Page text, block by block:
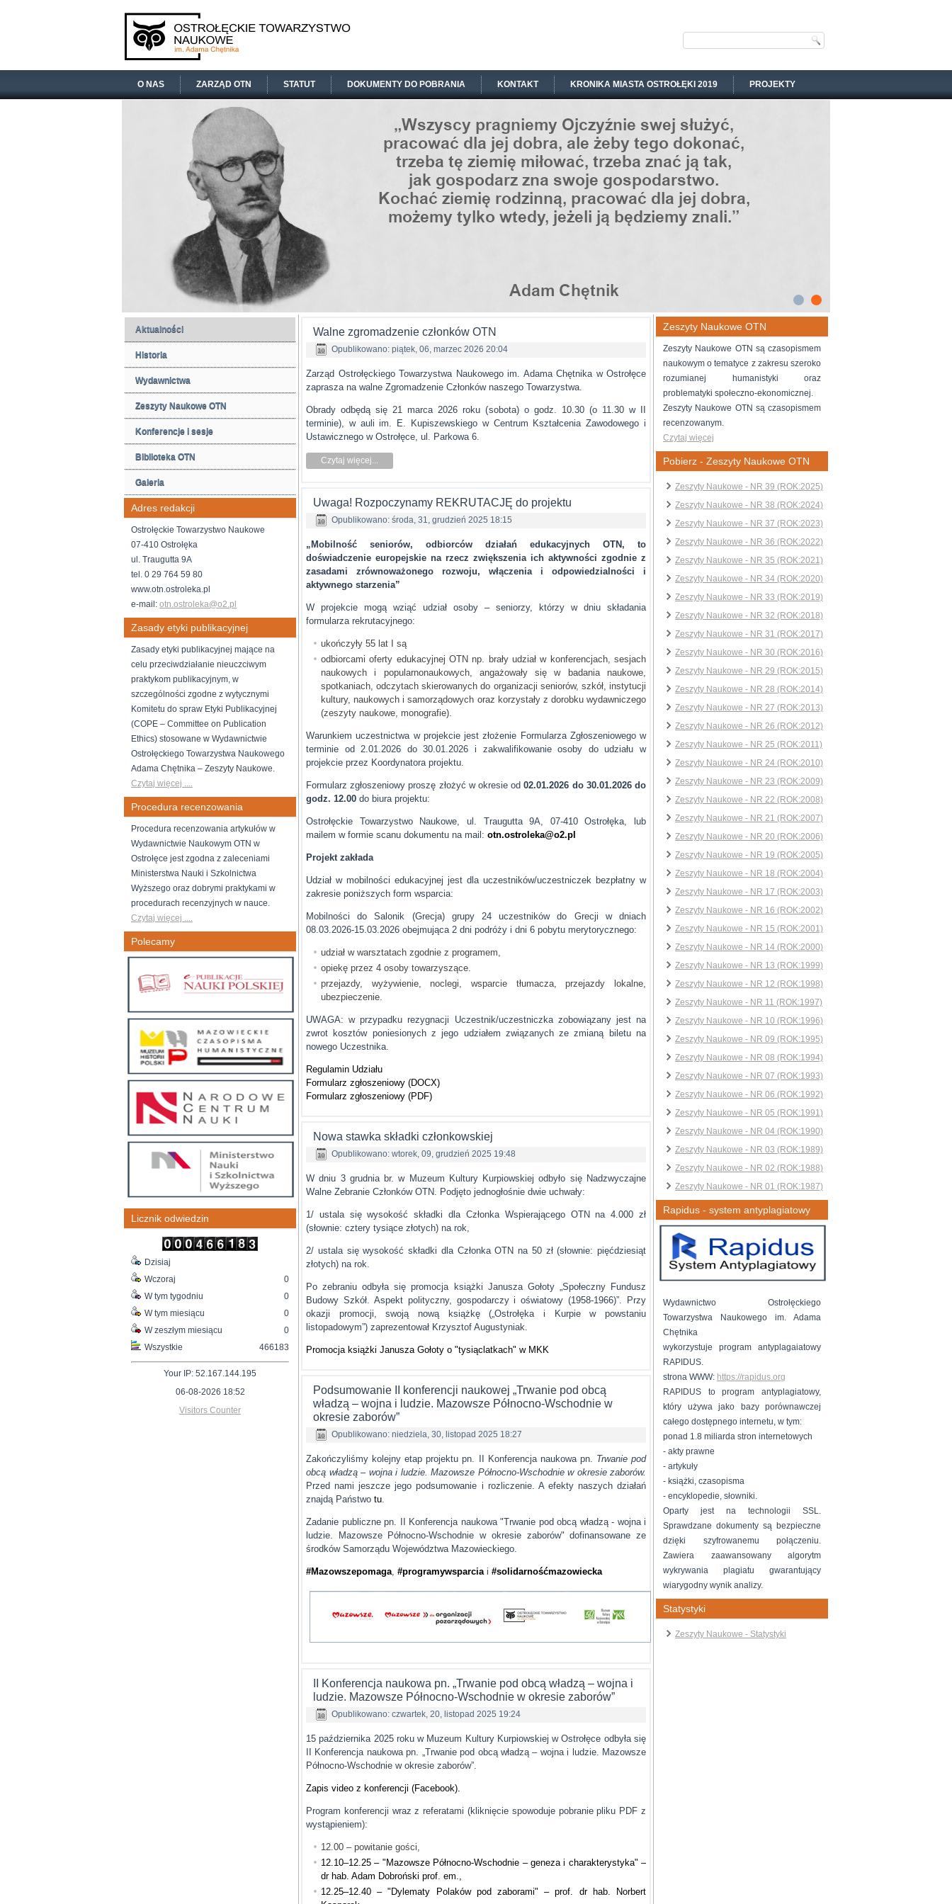
O NAS ZARZĄD OTN STATUT DOKUMENTY DO POBRANIA KONTAKT KRONIKA MIASTA OSTROŁĘKI 2019 PROJEKTY
Aktualności
Historia
Wydawnictwa
Zeszyty Naukowe OTN
Konferencje i sesje
Biblioteka OTN
Galeria
Adres redakcji
Ostrołęckie Towarzystwo Naukowe
07-410 Ostrołęka
ul. Traugutta 9A
tel. 0 29 764 59 80
www.otn.ostroleka.pl
e-mail: otn.ostroleka@o2.pl
Zasady etyki publikacyjnej
Zasady etyki publikacyjnej mające na
celu przeciwdziałanie nieuczciwym
praktykom publikacyjnym, w
szczególności zgodne z wytycznymi
Komitetu do spraw Etyki Publikacyjnej
(COPE – Committee on Publication
Ethics) stosowane w Wydawnictwie
Ostrołęckiego Towarzystwa Naukowego
Adama Chętnika – Zeszyty Naukowe.
Czytaj więcej ....
Procedura recenzowania
Procedura recenzowania artykułów w
Wydawnictwie Naukowym OTN w
Ostrołęce jest zgodna z zaleceniami
Ministerstwa Nauki i Szkolnictwa
Wyższego oraz dobrymi praktykami w
procedurach recenzyjnych w nauce.
Czytaj więcej ....
Polecamy
Licznik odwiedzin
Dzisiaj
Wczoraj
W tym tygodniu
W tym miesiącu
W zeszłym miesiącu
Wszystkie
0
0
0
0
466183
Your IP: 52.167.144.195
06-08-2026 18:52
Visitors Counter
Walne zgromadzenie członków OTN
Opublikowano: piątek, 06, marzec 2026 20:04
Zarząd Ostrołęckiego Towarzystwa Naukowego im. Adama Chętnika w Ostrołęce
zaprasza na walne Zgromadzenie Członków naszego Towarzystwa.
Obrady odbędą się 21 marca 2026 roku (sobota) o godz. 10.30 (o 11.30 w II
terminie), w auli im. E. Kupiszewskiego w Centrum Kształcenia Zawodowego i
Ustawicznego w Ostrołęce, ul. Parkowa 6.
Czytaj więcej...
Uwaga! Rozpoczynamy REKRUTACJĘ do projektu
Opublikowano: środa, 31, grudzień 2025 18:15
„Mobilność seniorów, odbiorców działań edukacyjnych OTN, to
doświadczenie europejskie na rzecz zwiększenia ich aktywności zgodnie z
zasadami zrównoważonego rozwoju, włączenia i odpowiedzialności i
aktywnego starzenia”
W projekcie mogą wziąć udział osoby – seniorzy, którzy w dniu składania
formularza rekrutacyjnego:
ukończyły 55 lat I są
odbiorcami oferty edukacyjnej OTN np. brały udział w konferencjach, sesjach
naukowych i popularnonaukowych, angażowały się w badania naukowe,
spotkaniach, odczytach skierowanych do organizacji seniorów, szkół, instytucji
kultury, naukowych i samorządowych oraz korzystały z dorobku wydawniczego
(zeszyty naukowe, monografie).
Warunkiem uczestnictwa w projekcie jest złożenie Formularza Zgłoszeniowego w
terminie od 2.01.2026 do 30.01.2026 i zakwalifikowanie osoby do udziału w
projekcie przez Koordynatora projektu.
Formularz zgłoszeniowy proszę złożyć w okresie od02.01.2026 do 30.01.2026 do
godz. 12.00 do biura projektu:
Ostrołęckie Towarzystwo Naukowe, ul. Traugutta 9A, 07-410 Ostrołęka, lub
mailem w formie scanu dokumentu na mail: otn.ostroleka@o2.pl
Projekt zakłada
Udział w mobilności edukacyjnej jest dla uczestników/uczestniczek bezpłatny w
zakresie poniższych form wsparcia:
Mobilności do Salonik (Grecja) grupy 24 uczestników do Grecji w dniach
08.03.2026-15.03.2026 obejmująca 2 dni podróży i dni 6 pobytu merytorycznego:
udział w warsztatach zgodnie z programem,
opiekę przez 4 osoby towarzyszące.
przejazdy, wyżywienie, noclegi, wsparcie tłumacza, przejazdy lokalne,
ubezpieczenie.
UWAGA: w przypadku rezygnacji Uczestnik/uczestniczka zobowiązany jest na
zwrot kosztów poniesionych z jego udziałem związanych ze zmianą biletu na
nowego Uczestnika.
Regulamin Udziału
Formularz zgłoszeniowy (DOCX)
Formularz zgłoszeniowy (PDF)
Nowa stawka składki członkowskiej
Opublikowano: wtorek, 09, grudzień 2025 19:48
W dniu 3 grudnia br. w Muzeum Kultury Kurpiowskiej odbyło się Nadzwyczajne
Walne Zebranie Członków OTN. Podjęto jednogłośnie dwie uchwały:
1/ ustala się wysokość składki dla Członka Wspierającego OTN na 4.000 zł
(słownie: cztery tysiące złotych) na rok,
2/ ustala się wysokość składki dla Członka OTN na 50 zł (słownie: pięćdziesiąt
złotych) na rok.
Po zebraniu odbyła się promocja książki Janusza Gołoty „Społeczny Fundusz
Budowy Szkół. Aspekt polityczny, gospodarczy i oświatowy (1958-1966)”. Przy
okazji promocji, swoją nową książkę („Ostrołęka i Kurpie w powstaniu
listopadowym”) zaprezentował Krzysztof Augustyniak.
Promocja książki Janusza Gołoty o "tysiąclatkach" w MKK
Podsumowanie II konferencji naukowej „Trwanie pod obcą
władzą – wojna i ludzie. Mazowsze Północno-Wschodnie w
okresie zaborów”
Opublikowano: niedziela, 30, listopad 2025 18:27
Zakończyliśmy kolejny etap projektu pn. II Konferencja naukowa pn. Trwanie pod
obcą władzą – wojna i ludzie. Mazowsze Północno-Wschodnie w okresie zaborów.
Przed nami jeszcze jego podsumowanie i rozliczenie. A efekty naszych działań
znajdą Państwo tu.
Zadanie publiczne pn. II Konferencja naukowa "Trwanie pod obcą władzą - wojna i
ludzie. Mazowsze Północno-Wschodnie w okresie zaborów" dofinansowane ze
środków Samorządu Województwa Mazowieckiego.
#Mazowszepomaga, #programywsparciai #solidarnośćmazowiecka
II Konferencja naukowa pn. „Trwanie pod obcą władzą – wojna i
ludzie. Mazowsze Północno-Wschodnie w okresie zaborów”
Opublikowano: czwartek, 20, listopad 2025 19:24
15 października 2025 roku w Muzeum Kultury Kurpiowskiej w Ostrołęce odbyła się
II Konferencja naukowa pn. „Trwanie pod obcą władzą – wojna i ludzie. Mazowsze
Północno-Wschodnie w okresie zaborów”.
Zapis video z konferencji (Facebook).
Program konferencji wraz z referatami (kliknięcie spowoduje pobranie pliku PDF z
wystąpieniem):
12.00 – powitanie gości,
12.10–12.25 – "Mazowsze Północno-Wschodnie – geneza i charakterystyka" –
dr hab. Adam Dobroński prof. em.,
12.25–12.40 – "Dylematy Polaków pod zaborami" – prof. dr hab. Norbert
Zeszyty Naukowe OTN
Zeszyty Naukowe OTN są czasopismem
naukowym o tematyce z zakresu szeroko
rozumianej humanistyki oraz
problematyki społeczno-ekonomicznej.
Zeszyty Naukowe OTN są czasopismem
recenzowanym.
Czytaj więcej
Pobierz - Zeszyty Naukowe OTN
Zeszyty Naukowe - NR 39 (ROK:2025)
Zeszyty Naukowe - NR 38 (ROK:2024)
Zeszyty Naukowe - NR 37 (ROK:2023)
Zeszyty Naukowe - NR 36 (ROK:2022)
Zeszyty Naukowe - NR 35 (ROK:2021)
Zeszyty Naukowe - NR 34 (ROK:2020)
Zeszyty Naukowe - NR 33 (ROK:2019)
Zeszyty Naukowe - NR 32 (ROK:2018)
Zeszyty Naukowe - NR 31 (ROK:2017)
Zeszyty Naukowe - NR 30 (ROK:2016)
Zeszyty Naukowe - NR 29 (ROK:2015)
Zeszyty Naukowe - NR 28 (ROK:2014)
Zeszyty Naukowe - NR 27 (ROK:2013)
Zeszyty Naukowe - NR 26 (ROK:2012)
Zeszyty Naukowe - NR 25 (ROK:2011)
Zeszyty Naukowe - NR 24 (ROK:2010)
Zeszyty Naukowe - NR 23 (ROK:2009)
Zeszyty Naukowe - NR 22 (ROK:2008)
Zeszyty Naukowe - NR 21 (ROK:2007)
Zeszyty Naukowe - NR 20 (ROK:2006)
Zeszyty Naukowe - NR 19 (ROK:2005)
Zeszyty Naukowe - NR 18 (ROK:2004)
Zeszyty Naukowe - NR 17 (ROK:2003)
Zeszyty Naukowe - NR 16 (ROK:2002)
Zeszyty Naukowe - NR 15 (ROK:2001)
Zeszyty Naukowe - NR 14 (ROK:2000)
Zeszyty Naukowe - NR 13 (ROK:1999)
Zeszyty Naukowe - NR 12 (ROK:1998)
Zeszyty Naukowe - NR 11 (ROK:1997)
Zeszyty Naukowe - NR 10 (ROK:1996)
Zeszyty Naukowe - NR 09 (ROK:1995)
Zeszyty Naukowe - NR 08 (ROK:1994)
Zeszyty Naukowe - NR 07 (ROK:1993)
Zeszyty Naukowe - NR 06 (ROK:1992)
Zeszyty Naukowe - NR 05 (ROK:1991)
Zeszyty Naukowe - NR 04 (ROK:1990)
Zeszyty Naukowe - NR 03 (ROK:1989)
Zeszyty Naukowe - NR 02 (ROK:1988)
Zeszyty Naukowe - NR 01 (ROK:1987)
Rapidus - system antyplagiatowy
Wydawnictwo Ostrołęckiego
Towarzystwa Naukowego im. Adama
Chętnika
wykorzystuje program antyplagaiatowy
RAPIDUS.
strona WWW: https://rapidus.org
RAPIDUS to program antyplagiatowy,
który używa jako bazy porównawczej
całego dostępnego internetu, w tym:
ponad 1.8 miliarda stron internetowych
- akty prawne
- artykuły
- książki, czasopisma
- encyklopedie, słowniki.
Oparty jest na technologii SSL.
Sprawdzane dokumenty są bezpieczne
dzięki szyfrowanemu połączeniu.
Zawiera zaawansowany algorytm
wykrywania plagiatu gwarantujący
wiarygodny wynik analizy.
Statystyki
Zeszyty Naukowe - Statystyki